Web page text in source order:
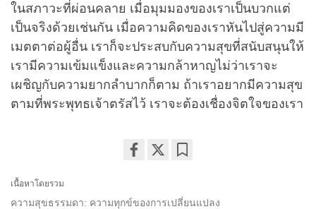
ในสภาวะที่ผ่อนคลาย เมื่อมุมมองของเราเป็นบวกแต่
เป็นจริงด้วยเช่นกัน เมื่อความคิดของเราหันไปสู่ความมี
เมตตาต่อผู้อื่น เราก็จะประสบกับความสุขที่สนับสนุนให้
เรามีความเข้มแข็งและความกล้าหาญไม่ว่าเราจะ
เผชิญกับความยากลำบากก็ตาม ถ้าเราอยากมีความสุข
ตามที่พระพุทธเจ้าตรัสไว้ เราจะต้องเชื่องจิตใจของเรา
facebook
เนื้อหาโดยรวม
ความสุขธรรมดา: ความทุกข์ของการเปลี่ยนแปลง